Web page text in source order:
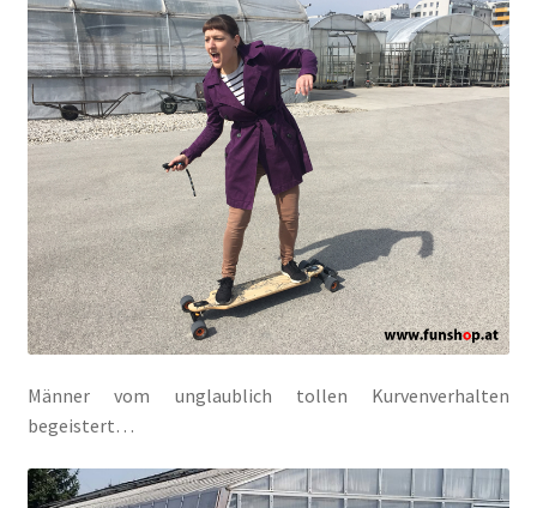
Männer vom unglaublich tollen Kurvenverhalten
begeistert…